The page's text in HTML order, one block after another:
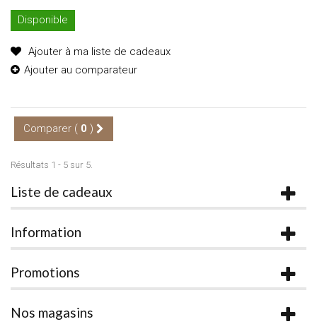
Disponible
Ajouter à ma liste de cadeaux
Ajouter au comparateur
Comparer ( 0 )
Résultats 1 - 5 sur 5.
Liste de cadeaux
Information
Promotions
Nos magasins